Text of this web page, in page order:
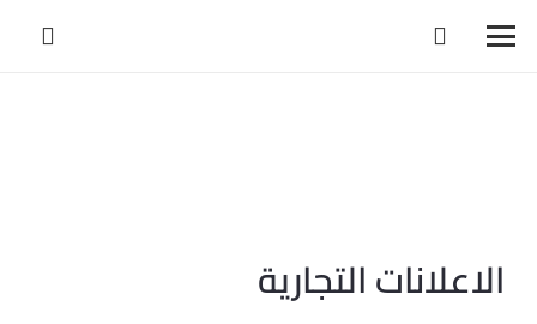
الاعلانات التجارية